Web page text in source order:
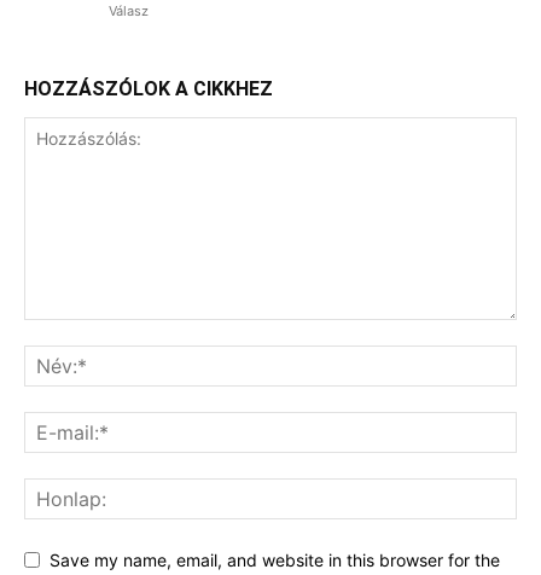
Válasz
HOZZÁSZÓLOK A CIKKHEZ
Save my name, email, and website in this browser for the